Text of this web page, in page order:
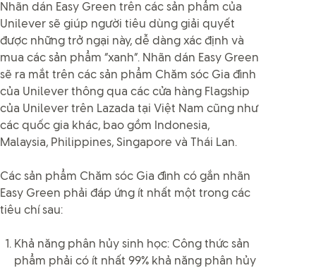
Nhãn dán Easy Green trên các sản phẩm của
Unilever sẽ giúp người tiêu dùng giải quyết
được những trở ngại này, dễ dàng xác định và
mua các sản phẩm “xanh”. Nhãn dán Easy Green
sẽ ra mắt trên các sản phẩm Chăm sóc Gia đình
của Unilever thông qua các cửa hàng Flagship
của Unilever trên Lazada tại Việt Nam cũng như
các quốc gia khác, bao gồm Indonesia,
Malaysia, Philippines, Singapore và Thái Lan.
Các sản phẩm Chăm sóc Gia đình có gắn nhãn
Easy Green phải đáp ứng ít nhất một trong các
tiêu chí sau:
Khả năng phân hủy sinh học: Công thức sản
phẩm phải có ít nhất 99% khả năng phân hủy